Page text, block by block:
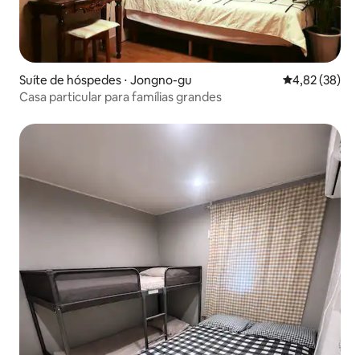
Suíte de hóspedes ⋅ Jongno-gu 4,82 de uma
4,82 (38)
Casa particular para famílias grandes